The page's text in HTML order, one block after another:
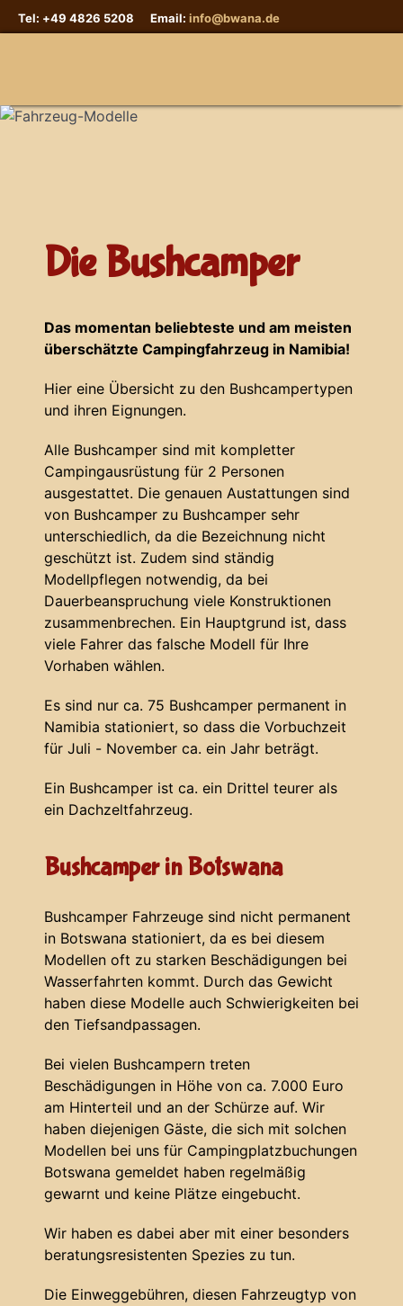
Tel: +49 4826 5208 Email: info@bwana.de
Sprache auswählen
Die Bushcamper
Das momentan beliebteste und am meisten
überschätzte Campingfahrzeug in Namibia!
Hier eine Übersicht zu den Bushcampertypen
und ihren Eignungen.
Alle Bushcamper sind mit kompletter
Campingausrüstung für 2 Personen
ausgestattet. Die genauen Austattungen sind
von Bushcamper zu Bushcamper sehr
unterschiedlich, da die Bezeichnung nicht
geschützt ist. Zudem sind ständig
Modellpflegen notwendig, da bei
Dauerbeanspruchung viele Konstruktionen
zusammenbrechen. Ein Hauptgrund ist, dass
viele Fahrer das falsche Modell für Ihre
Vorhaben wählen.
Es sind nur ca. 75 Bushcamper permanent in
Namibia stationiert, so dass die Vorbuchzeit
für Juli - November ca. ein Jahr beträgt.
Ein Bushcamper ist ca. ein Drittel teurer als
ein Dachzeltfahrzeug.
Bushcamper in Botswana
Bushcamper Fahrzeuge sind nicht permanent
in Botswana stationiert, da es bei diesem
Modellen oft zu starken Beschädigungen bei
Wasserfahrten kommt. Durch das Gewicht
haben diese Modelle auch Schwierigkeiten bei
den Tiefsandpassagen.
Bei vielen Bushcampern treten
Beschädigungen in Höhe von ca. 7.000 Euro
am Hinterteil und an der Schürze auf. Wir
haben diejenigen Gäste, die sich mit solchen
Modellen bei uns für Campingplatzbuchungen
Botswana gemeldet haben regelmäßig
gewarnt und keine Plätze eingebucht.
Wir haben es dabei aber mit einer besonders
beratungsresistenten Spezies zu tun.
Die Einweggebühren, diesen Fahrzeugtyp von